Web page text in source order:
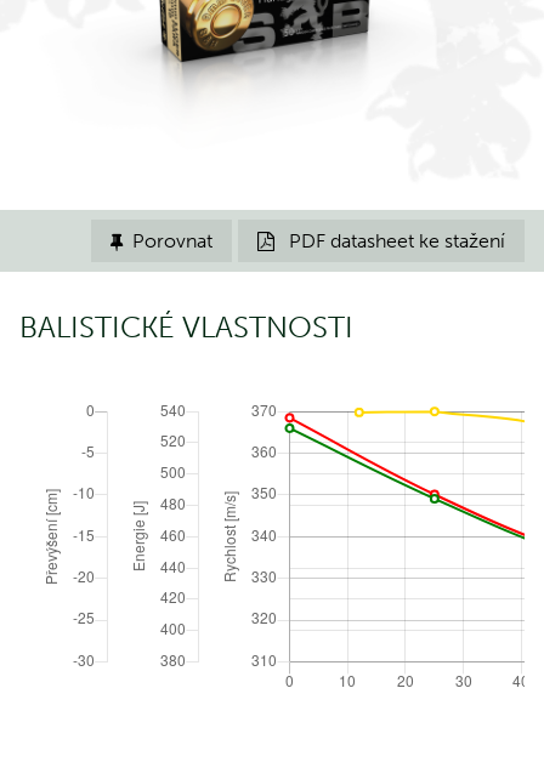
 PDF datasheet ke stažení
 Porovnat
BALISTICKÉ VLASTNOSTI